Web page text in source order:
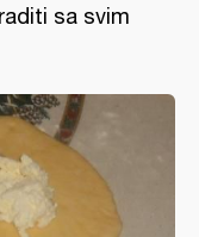
sa svim